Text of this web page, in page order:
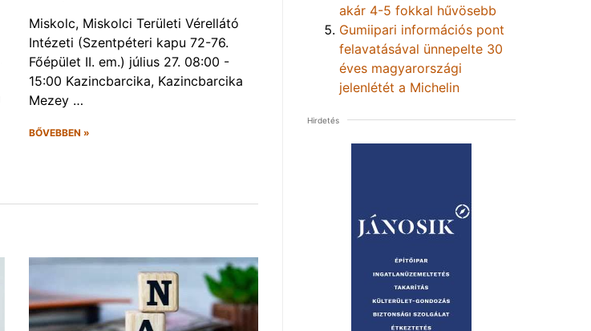
Miskolc, Miskolci Területi Vérellátó
Intézeti (Szentpéteri kapu 72-76.
Főépület II. em.) július 27. 08:00 -
15:00 Kazincbarcika, Kazincbarcika
Mezey …
BŐVEBBEN »
akár 4-5 fokkal hűvösebb
Gumiipari információs pont
felavatásával ünnepelte 30
éves magyarországi
jelenlétét a Michelin
Hirdetés